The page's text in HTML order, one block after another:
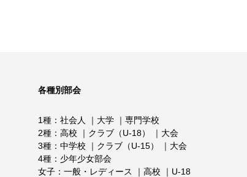
各種別部会
1種 社会人 大学
専門学校
2種
高校 クラブ（U-18）
大会
3種
中学校 クラブ（U-15）
大会
4種
少年少女部会
女子
一般・レディース 高校 U-18